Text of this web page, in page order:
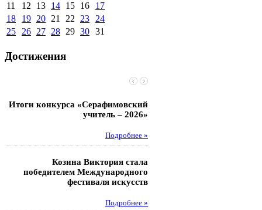
11
12 13 14 15 16
17
18
19 20 21 22 23 24
25 26 27 28 29 30 31
Достижения
Итоги конкурса «Серафимовский
учитель – 2026»
Подробнее »
Козина Виктория стала
победителем Международного
фестиваля искусств
Подробнее »